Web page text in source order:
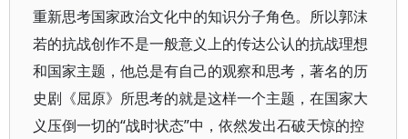
重新思考国家政治文化中的知识分子角色。所以郭沫
若的抗战创作不是一般意义上的传达公认的抗战理想
和国家主题，他总是有自己的观察和思考，著名的历
史剧《屈原》所思考的就是这样一个主题，在国家大
义压倒一切的“战时状态”中，依然发出石破天惊的控